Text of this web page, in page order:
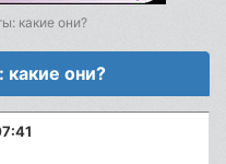
какие они?
они?